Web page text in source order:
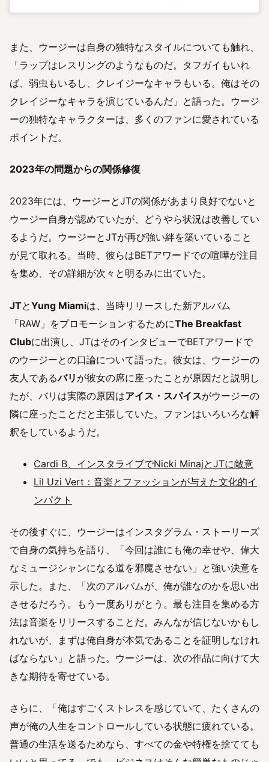
また、ウージーは自身の独特なスタイルについても触れ、
「ラップはレスリングのようなものだ。タフガイもいれ
ば、弱虫もいるし、クレイジーなキャラもいる。俺はその
クレイジーなキャラを演じているんだ」と語った。ウージ
ーの独特なキャラクターは、多くのファンに愛されている
ポイントだ。
2023年の問題からの関係修復
2023年には、ウージーとJTの関係があまり良好でないと
ウージー自身が認めていたが、どうやら状況は改善してい
るようだ。ウージーとJTが再び強い絆を築いていること
が見て取れる。当時、彼らはBETアワードでの喧嘩が注目
を集め、その詳細が次々と明るみに出ていた。
JTとYung Miamiは、当時リリースした新アルバム
「RAW」をプロモーションするためにThe Breakfast
Clubに出演し、JTはそのインタビューでBETアワードで
のウージーとの口論について語った。彼女は、ウージーの
友人であるバリ が彼女の席に座ったことが原因だと説明し
たが、バリは実際の原因はアイス・スパイスがウージーの
隣に座ったことだと主張していた。ファンはいろいろな解
釈をしているようだ。
Cardi B、インスタライブでNicki MinajとJTに敵意
Lil Uzi Vert：音楽とファッションが与えた文化的イ
ンパクト
その後すぐに、ウージーはインスタグラム・ストーリーズ
で自身の気持ちを語り、「今回は誰にも俺の幸せや、偉大
なミュージシャンになる道を邪魔させない」と強い決意を
示した。また、「次のアルバムが、俺が誰なのかを思い出
させるだろう。もう一度ありがとう。最も注目を集める方
法は音楽をリリースすることだ。みんなが信じないかもし
れないが、まずは俺自身が本気であることを証明しなけれ
ばならない」と語った。ウージーは、次の作品に向けて大
きな期待を寄せている。
さらに、「俺はすごくストレスを感じていて、たくさんの
声が俺の人生をコントロールしている状態に疲れている。
普通の生活を送るためなら、すべての金や特権を捨てても